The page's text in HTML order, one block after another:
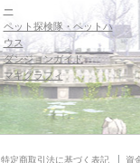
ー
ペット探検隊・ペットハ
ウス
ダンジョンガイド
マギグラフィ
特定商取引法に基づく表記 資